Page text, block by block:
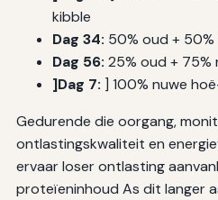
kibble
Dag 34: 50% oud +
Dag 56: 25% oud + 75%
]Dag 7: ] 100% nuwe
Gedurende die oorgang,
ontlastingskwaliteit en
ervaar loser ontlasting
proteïeninhoud As dit langer